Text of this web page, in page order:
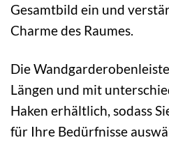
Gesamtbild ein und
Charme des Raumes.
Die
Längen und mit
Haken erhältlich, sodass
für Ihre Bedürfnisse